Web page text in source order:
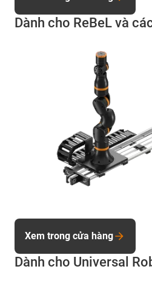
Dành cho ReBeL và
Dành cho Universal
Xem trong cửa hàng